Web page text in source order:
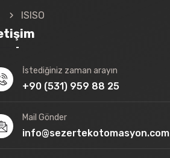
ISISO
İstediğiniz zaman arayın
+90 (531) 959 88 25
Mail Gönder
info@sezertekotomasyon.com